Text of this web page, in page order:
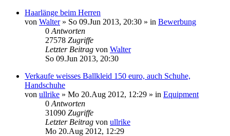
Haarlänge beim Herren
von Walter» So 09.Jun 2013, 20:30 » in Bewerbung
0 Antworten
27578 Zugriffe
Letzter Beitrag von Walter
So 09.Jun 2013, 20:30
Verkaufe weisses Ballkleid 150 euro, auch Schuhe,
Handschuhe
von ullrike » Mo 20.Aug 2012, 12:29 » in Equipment
0 Antworten
31090 Zugriffe
Letzter Beitrag von ullrike
Mo 20.Aug 2012, 12:29